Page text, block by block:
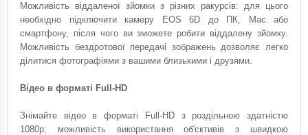
Можливість віддаленої зйомки з різних ракурсів: для цього
необхідно підключити камеру EOS 6D до ПК, Mac або
смартфону, після чого ви зможете робити віддалену зйомку.
Можливість бездротової передачі зображень дозволяє легко
ділитися фотографіями з вашими близькими і друзями.
Відео в форматі Full-HD
Знімайте відео в форматі Full-HD з роздільною здатністю
1080p; можливість використання об'єктивів з швидкою